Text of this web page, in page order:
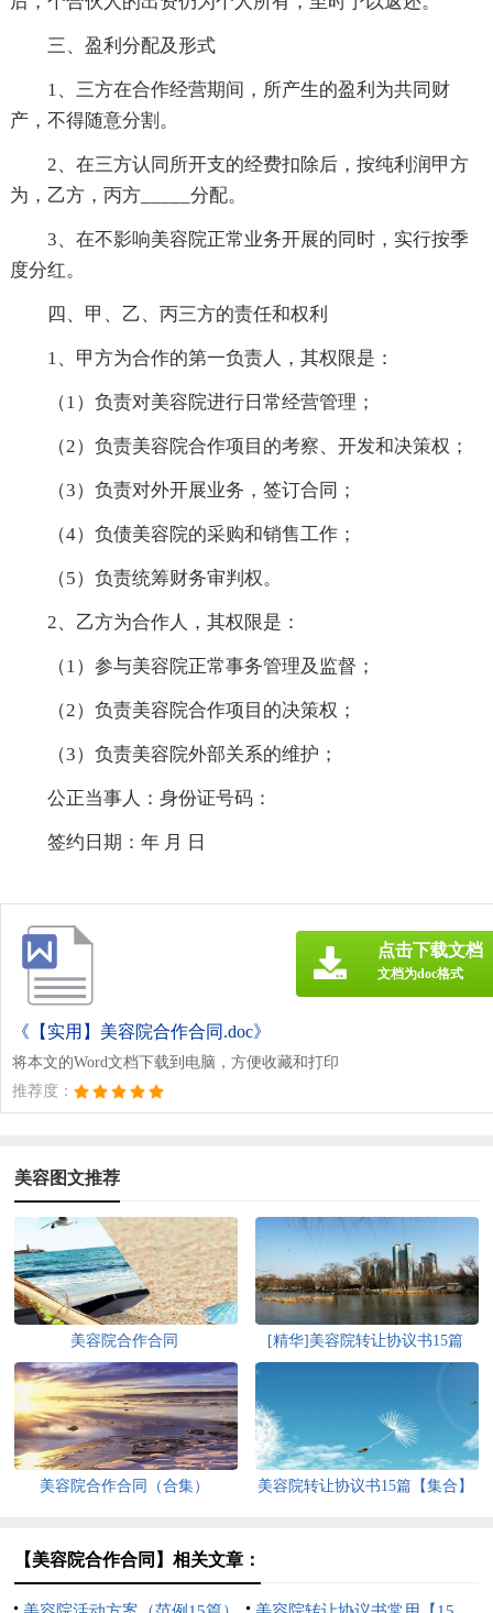
三、盈利分配及形式
1、三方在合作经营期间，所产生的盈利为共同财
产，不得随意分割。
2、在三方认同所开支的经费扣除后，按纯利润甲方
为，乙方，丙方_____分配。
3、在不影响美容院正常业务开展的同时，实行按季
度分红。
四、甲、乙、丙三方的责任和权利
1、甲方为合作的第一负责人，其权限是：
（1）负责对美容院进行日常经营管理；
（2）负责美容院合作项目的考察、开发和决策权；
（3）负责对外开展业务，签订合同；
（4）负债美容院的采购和销售工作；
（5）负责统筹财务审判权。
2、乙方为合作人，其权限是：
（1）参与美容院正常事务管理及监督；
（2）负责美容院合作项目的决策权；
（3）负责美容院外部关系的维护；
公正当事人：身份证号码：
签约日期：年 月 日
《【实用】美容院合作合同.doc》
将本文的Word文档下载到电脑，方便收藏和打印
推荐度：
点击下载文档
文档为doc格式
美容图文推荐
美容院合作合同 [精华]美容院转让协议书15篇
美容院合作合同（合集） 美容院转让协议书15篇【集合】
【美容院合作合同】相关文章：